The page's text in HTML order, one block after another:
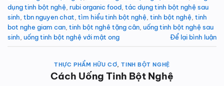
dụng tinh bột nghệ rubi organic food tác dụng tinh bột nghệ sau
sinh tbn nguyen chat tìm hiểu tinh bột nghệ tinh bột nghệ tinh
bot nghe giam can tinh bột nghê tặng cân uống tinh bột nghệ sau
sinh uống tinh bột nghệ với mật ong Để lại bình luận
THỰC PHẨM HỮU CƠ ,TINH BỘT NGHỆ
Cách Uống Tinh Bột Nghệ